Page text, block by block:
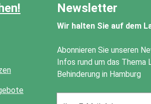
Newsletter
Wir halten Sie auf dem
Abonnieren Sie unseren
Infos rund um das Thema
Behinderung in Hamburg